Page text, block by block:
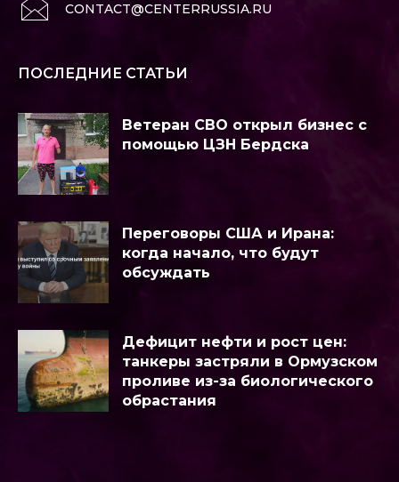
CONTACT@CENTERRUSSIA.RU
ПОСЛЕДНИЕ СТАТЬИ
Ветеран СВО открыл бизнес с
помощью ЦЗН Бердска
Переговоры США и Ирана:
когда начало, что будут
обсуждать
Дефицит нефти и рост цен:
танкеры застряли в Ормузском
проливе из-за биологического
обрастания